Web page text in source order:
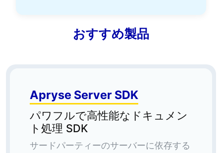
おすすめ製品
Apryse Server SDK
パワフルで高性能なドキュメン
ト処理 SDK
サードパーティーのサーバーに依存する